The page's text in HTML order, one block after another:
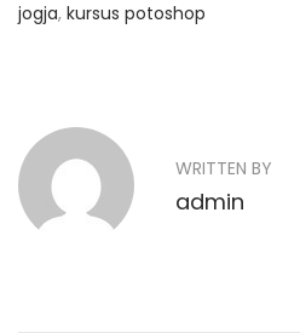
jogja, kursus potoshop
v
i
i
o
a
t
WRITTEN BY
admin